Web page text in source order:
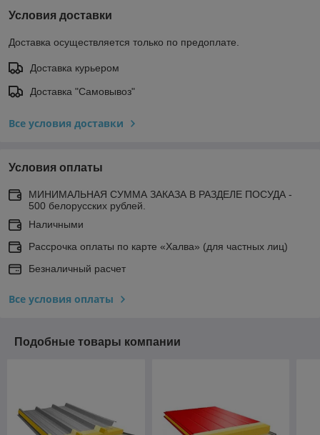
Условия доставки
Доставка осуществляется только по предоплате.
Доставка курьером
Доставка "Самовывоз"
Все условия доставки
Условия оплаты
МИНИМАЛЬНАЯ СУММА ЗАКАЗА В РАЗДЕЛЕ ПОСУДА -
500 белорусских рублей.
Наличными
Рассрочка оплаты по карте «Халва» (для частных лиц)
Безналичный расчет
Все условия оплаты
Подобные товары компании